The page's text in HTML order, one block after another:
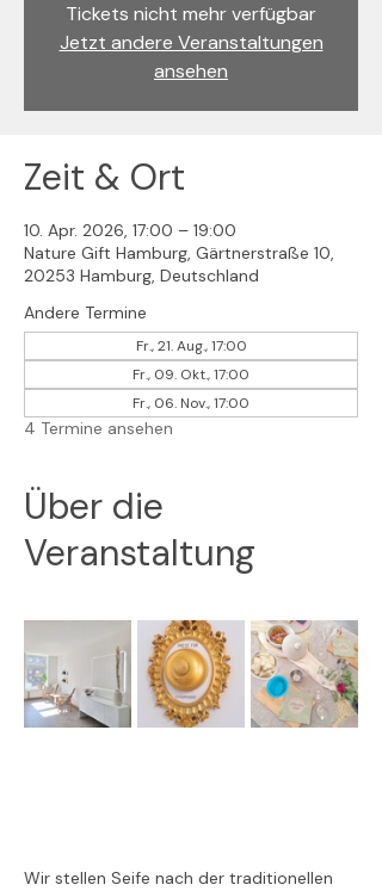
Tickets nicht mehr verfügbar
Jetzt andere Veranstaltungen
ansehen
Zeit & Ort
10. Apr. 2026, 17:00 – 19:00
Nature Gift Hamburg, Gärtnerstraße 10,
20253 Hamburg, Deutschland
Andere Termine
Fr., 21. Aug., 17:00
Fr., 09. Okt., 17:00
Fr., 06. Nov., 17:00
4 Termine ansehen
Über die
Veranstaltung
Wir stellen Seife nach der traditionellen